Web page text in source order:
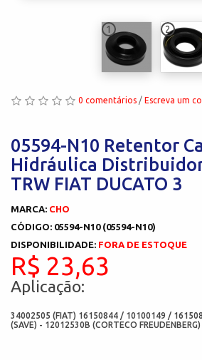
1 2
0 comentários / Escreva um
05594-N10 Retentor
Hidráulica
TRW FIAT DUCATO 3
MARCA: CHO
CÓDIGO: 05594-N10 (05594-N10)
DISPONIBILIDADE: FORA DE ESTOQUE
R$ 23,63
Aplicação:
34002505 (FIAT) 16150844 / 10100149 /
(SAVE) - 12012530B (CORTECO